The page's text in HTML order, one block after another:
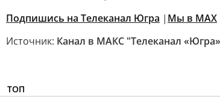
Подпишись на Телеканал Югра | Мы в MAX
Источник: Канал в МАКС "Телеканал
ТОП